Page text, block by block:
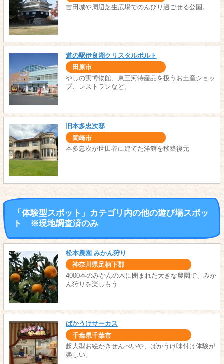
吉田城や周辺芝生広場でのんびり過ごせる公園。
道の駅伊良湖クリスタルポルト
田原市
やしの実博物館、東三河特産品を扱うお土産ショッ
プ、レストランなど。
旧本多忠次邸
岡崎市
本多忠次が世田谷に建てた洋館を移築復元
「体験型スポット」カテゴリ内の他の遊び場スポッ
ト ※現地調査済のみ
松本農園 みかん狩り
神奈川県足柄下郡
4000本のみかんの木に囲まれた大きな農園で、みか
ん狩りを楽しもう
ばかうけサーカス
千葉県千葉市
超大型お絵かきせんべいや、ばかうけ味付け体験が
楽しい。